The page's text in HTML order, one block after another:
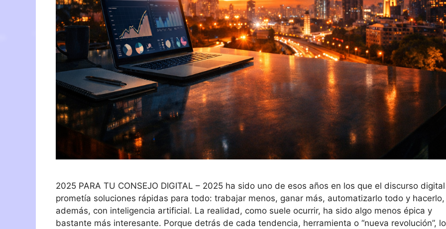
2025 PARA TU CONSEJO DIGITAL – 2025 ha sido uno de esos años en los que el discurso digital
prometía soluciones rápidas para todo: trabajar menos, ganar más, automatizarlo todo y hacerlo,
además, con inteligencia artificial. La realidad, como suele ocurrir, ha sido algo menos épica y
bastante más interesante. Porque detrás de cada tendencia, herramienta o “nueva revolución”, lo